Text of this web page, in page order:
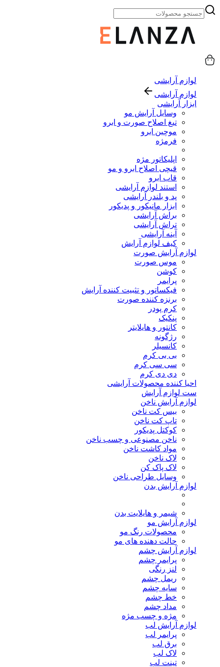
لوازم آرایشی
لوازم آرایشی
ابزار آرایشی
وسایل آرایش مو
تیغ اصلاح صورت و ابرو
موچین ابرو
فرمژه
اپلیکاتور مژه
قیچی اصلاح ابرو و مو
قاب ابرو
استند لوازم آرایشی
پد و بلندر آرایشی
ابزار مانیکور و پدیکور
براش آرایشی
تراش آرایشی
آینه آرایشی
کیف لوازم آرایش
لوازم آرایش صورت
موس صورت
کوشن
پرایمر
فیکساتور و تثبیت کننده آرایش
برنزه کننده صورت
کرم پودر
پنکیک
کانتور و هایلایتر
رژگونه
کانسیلر
بی بی کرم
سی سی کرم
دی دی کرم
احیا کننده محصولات آرایشی
ست لوازم آرایش
لوازم آرایش ناخن
بیس کت ناخن
تاپ کت ناخن
کوکتل پدیکور
ناخن مصنوعی و چسب ناخن
مواد کاشت ناخن
لاک ناخن
لاک پاک کن
وسایل طراحی ناخن
لوازم آرایش بدن
شیمر و هایلایت بدن
لوازم آرایش مو
محصولات رنگ مو
حالت دهنده های مو
لوازم آرایش چشم
پرایمر چشم
لنز رنگی
ریمل چشم
سایه چشم
خط چشم
مداد چشم
مژه و چسب مژه
لوازم آرایش لب
پرایمر لب
برق لب
لاک لب
تینت لب